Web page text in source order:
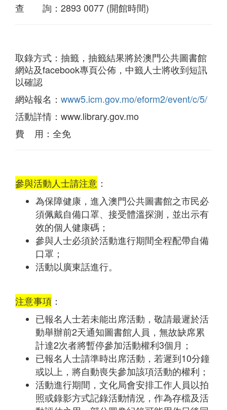
查 詢：2893 0077 (開館時間)
取錄方式：抽籤，抽籤結果將於澳門公共圖書館
網站及facebook專頁公佈，中籤人士將收到短訊
以確認
網站報名： www5.icm.gov.mo/eform2/event/c/5/
活動詳情：www.library.gov.mo
費 用：全免
參與活動人士請注意 ：
為保障健康，進入澳門公共圖書館之市民必
須佩戴自備口罩、接受體溫探測，並出示有
效的個人健康碼；
參與人士必須於活動進行期間全程配帶自備
口罩；
活動以廣東話進行。
注意事項 ：
已報名人士若未能出席活動，敬請最遲於活
動舉辦前2天通知圖書館人員，無故缺席累
計達2次者將暫停參加活動權利3個月；
已報名人士請準時出席活動，若遲到10分鐘
或以上，將自動喪失參加該項活動的權利；
活動進行期間，文化局會安排工作人員以拍
照或錄影方式記錄活動情況，作為存檔及活